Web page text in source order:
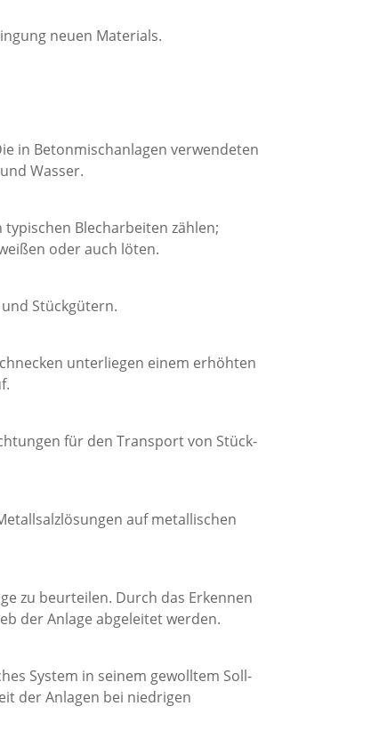
neuen Materials.
in Betonmischanlagen verwendeten
Wasser.
Blecharbeiten zählen;
oder auch löten.
Stückgütern.
unterliegen einem erhöhten
für den Transport von Stück-
auf metallischen
zu beurteilen. Durch das Erkennen
der Anlage abgeleitet werden.
System in seinem gewolltem Soll-
der Anlagen bei niedrigen